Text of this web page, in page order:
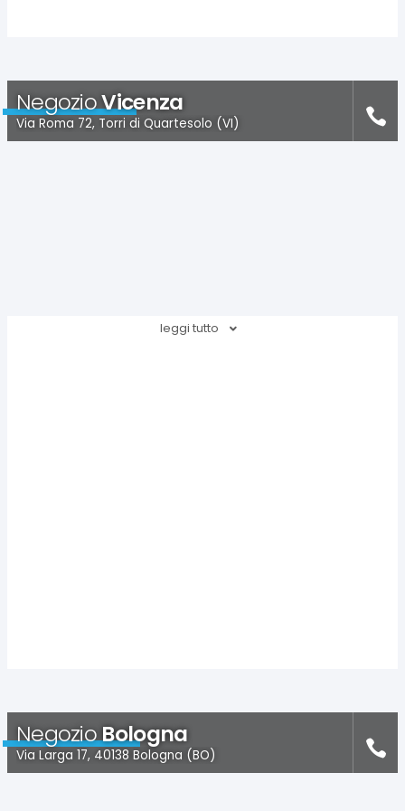
NegozioVicenza
Via Roma 72, Torri di Quartesolo (VI)
leggi tutto
NegozioBologna
Via Larga 17, 40138 Bologna (BO)